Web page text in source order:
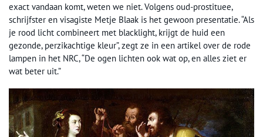
exact vandaan komt, weten we niet. Volgens oud-prostituee,
schrijfster en visagiste Metje Blaak is het gewoon presentatie. “Als
je rood licht combineert met blacklight, krijgt de huid een
gezonde, perzikachtige kleur”, zegt ze in een artikel over de rode
lampen in het NRC, “De ogen lichten ook wat op, en alles ziet er
wat beter uit.”